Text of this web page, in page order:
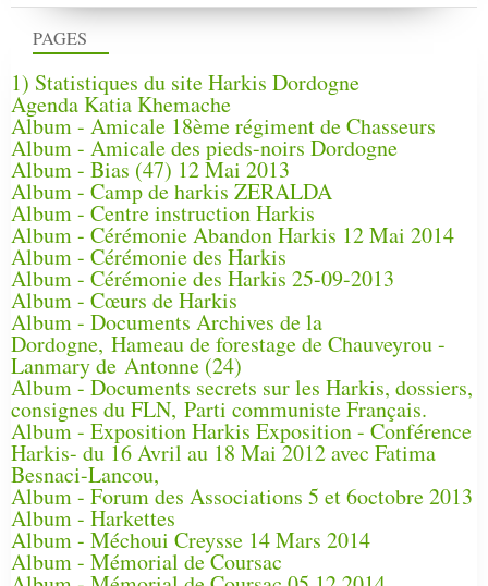
PAGES
1) Statistiques du site Harkis Dordogne
Agenda Katia Khemache
Album - Amicale 18ème régiment de Chasseurs
Album - Amicale des pieds-noirs Dordogne
Album - Bias (47) 12 Mai 2013
Album - Camp de harkis ZERALDA
Album - Centre instruction Harkis
Album - Cérémonie Abandon Harkis 12 Mai 2014
Album - Cérémonie des Harkis
Album - Cérémonie des Harkis 25-09-2013
Album - Cœurs de Harkis
Album - Documents Archives de la
Dordogne, Hameau de forestage de Chauveyrou -
Lanmary de Antonne (24)
Album - Documents secrets sur les Harkis, dossiers,
consignes du FLN, Parti communiste Français.
Album - Exposition Harkis Exposition - Conférence
Harkis- du 16 Avril au 18 Mai 2012 avec Fatima
Besnaci-Lancou,
Album - Forum des Associations 5 et 6octobre 2013
Album - Harkettes
Album - Méchoui Creysse 14 Mars 2014
Album - Mémorial de Coursac